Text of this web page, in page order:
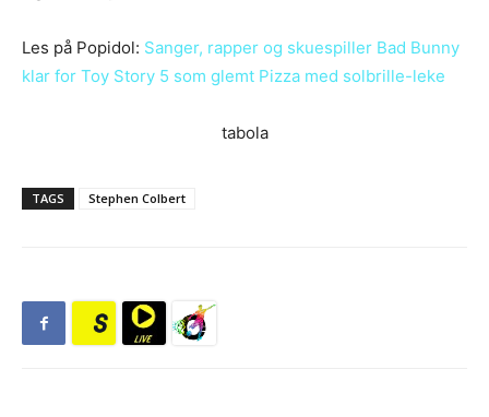
Les på Popidol: Sanger, rapper og skuespiller Bad Bunny
klar for Toy Story 5 som glemt Pizza med solbrille-leke
tabola
TAGS Stephen Colbert